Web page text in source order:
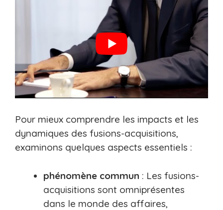
Pour mieux comprendre les impacts et les
dynamiques des fusions-acquisitions,
examinons quelques aspects essentiels :
phénomène commun : Les fusions-
acquisitions sont omniprésentes
dans le monde des affaires,